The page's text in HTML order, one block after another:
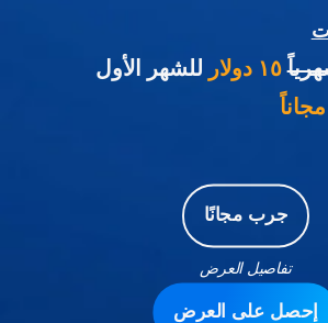
١٥ دولار
للشهر الأول
جرب مجانًا
تفاصيل العرض
إحصل على العرض